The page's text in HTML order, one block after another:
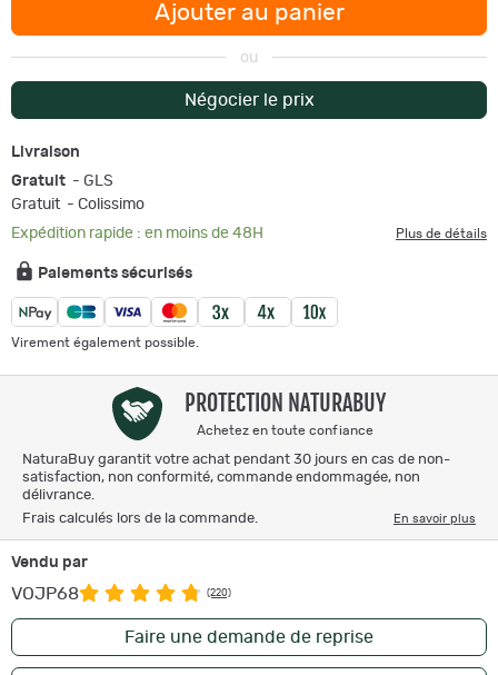
Ajouter au panier
ou
Négocier le prix
Livraison
Gratuit - GLS
Gratuit - Colissimo
Expédition rapide : en moins de 48H
Plus de détails
Paiements sécurisés
Virement également possible.
PROTECTION NATURABUY
Achetez en toute confiance
NaturaBuy garantit votre achat pendant 30 jours en cas de non-
satisfaction, non conformité, commande endommagée, non
délivrance.
Frais calculés lors de la commande.
En savoir plus
Vendu par
VOJP68 (220)
Faire une demande de reprise